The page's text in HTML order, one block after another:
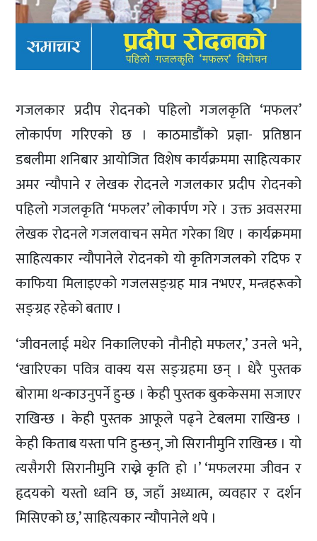
गजलकार प्रदीप रोदनको पहिलो गजलकृति ‘मफलर’
लोकार्पण गरिएको छ । काठमाडौंको प्रज्ञा- प्रतिष्ठान
डबलीमा शनिबार आयोजित विशेष कार्यक्रममा साहित्यकार
अमर न्यौपाने र लेखक रोदनले गजलकार प्रदीप रोदनको
पहिलो गजलकृति ‘मफलर’ लोकार्पण गरे । उक्त अवसरमा
लेखक रोदनले गजलवाचन समेत गरेका थिए । कार्यक्रममा
साहित्यकार न्यौपानेले रोदनको यो कृतिगजलको रदिफ र
काफिया मिलाइएको गजलसङ्ग्रह मात्र नभएर, मन्त्रहरूको
सङ्ग्रह रहेको बताए ।
‘जीवनलाई मथेर निकालिएको नौनीहो मफलर,’ उनले भने,
‘खारिएका पवित्र वाक्य यस सङ्ग्रहमा छन् । धेरै पुस्तक
बोरामा थन्काउनुपर्ने हुन्छ । केही पुस्तक बुककेसमा सजाएर
राखिन्छ । केही पुस्तक आफूले पढ्ने टेबलमा राखिन्छ ।
केही किताब यस्ता पनि हुन्छन्, जो सिरानीमुनि राखिन्छ । यो
त्यसैगरी सिरानीमुनि राख्ने कृति हो ।’ ‘मफलरमा जीवन र
हृदयको यस्तो ध्वनि छ, जहाँ अध्यात्म, व्यवहार र दर्शन
मिसिएको छ,’ साहित्यकार न्यौपानेले थपे ।